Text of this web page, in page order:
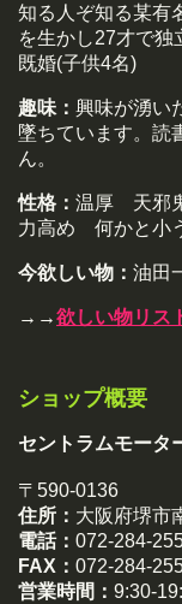
知る人ぞ知る某有
を生かし27才で独
既婚(子供4名)
趣味： 興味が湧い
墜ちています。読
ん。
性格： 温厚 天邪
力高め 何かと小
今欲しい物： 油田
→→欲しい物リス
ショップ概要
セントラムモータ
〒590-0136
住所： 大阪府堺市
電話： 072-284-
FAX： 072-284-
営業時間： 9:30-